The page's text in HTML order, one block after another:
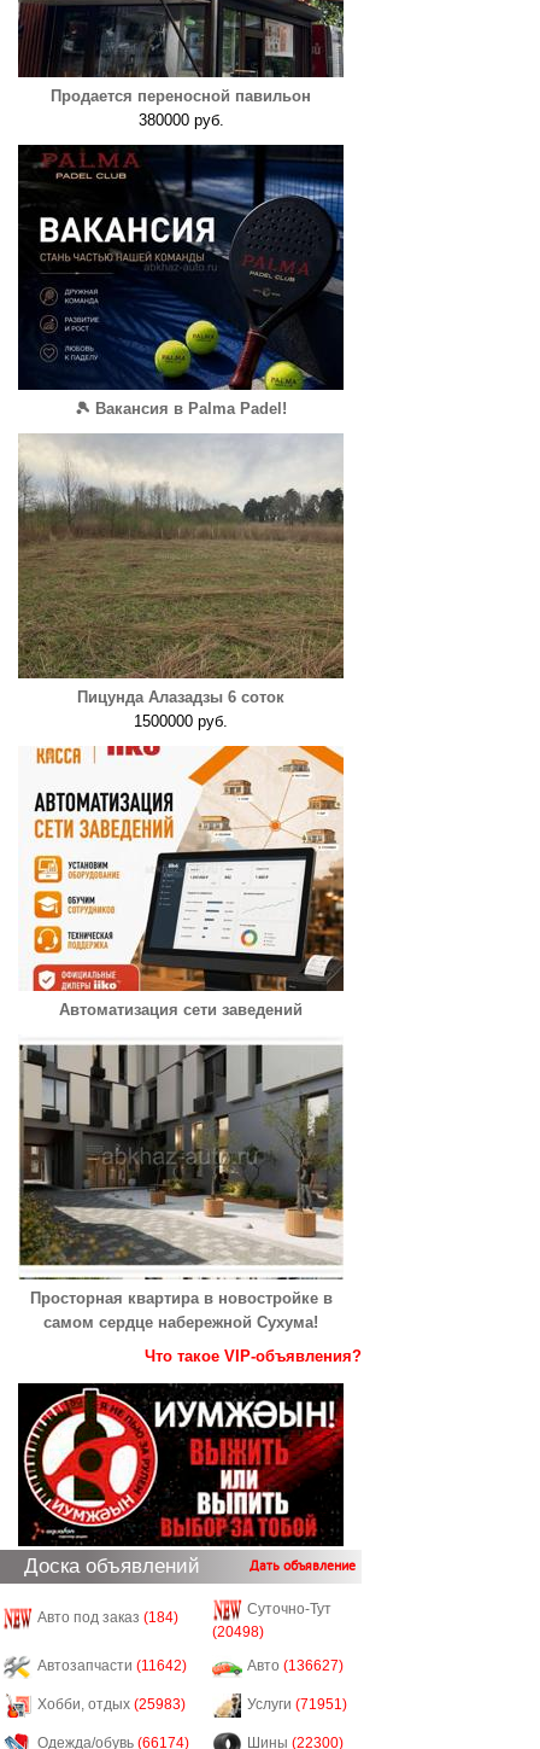
Продается переносной павильон
380000 руб.
🎾 Вакансия в Palma Padel!
Пицунда Алазадзы 6 соток
1500000 руб.
Автоматизация сети заведений
Просторная квартира в новостройке в
самом сердце набережной Сухума!
Что такое VIP-объявления?
Доска объявлений Дать объявление
Авто под заказ (184)
Суточно-Тут
(20498)
Автозапчасти (11642) Авто (136627)
Хобби, отдых (25983) Услуги (71951)
Одежда/обувь (66174) Шины (22300)